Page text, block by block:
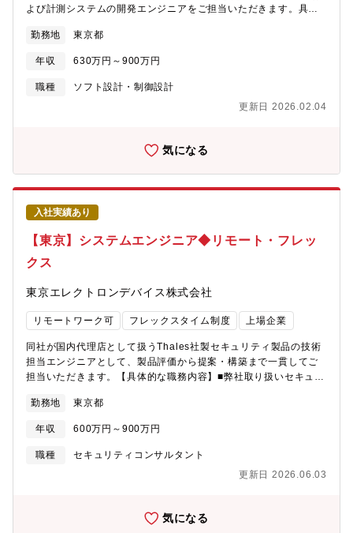
よび計測システムの開発エンジニアをご担当いただきます。具体
の要求定義のための顧客打合せ・顧客ニーズに合わせたソフトウ
ェアの設計および開発・既存ソフトウェアへの新機能追加や保守
作業・お客様の使い勝手を向上させるようなUIのデザイン改良・
製作したソフトウェアの仕様書や取扱説明書の作成 など■具体
き方】・当社は1日の労働時間を7hと設定しております。・当部署
での月間残業時間は約30h～50hであり、法定(8h/日)労働時間換
算では約10h～30h以内となっております。・当社はリモートワー
ク(在宅勤務)を導入しており、在宅勤務日数は、担当業務内容によ
り異なりますが、ソフトウェア開発においては、おおよそ週2～3
日程度が平均となっています。
勤務地 東京都
年収 630万円～900万円
職種
ソフト設計・制御設計
更新日 2026.02.04
気になる
入社実績あり
【東京】システムエンジニア◆リモート・フレッ
クス
東京エレクトロンデバイス株式会社
リモートワーク可 フレックスタイム制度 上場企業
同社が国内代理店として扱うThales社製セキュリティ製品の技術
担当エンジニアとして、製品評価から提案・構築まで一貫してご
担当いただきます。【具体的な職務内容】■弊社取り扱いセキュリ
モ、設計、検証、構築）【募集背景】体制強化のための増員【組
織構成】ITソリューション部門 CN第三技術部 第三グループ■
部門 総勢40名■グループ人数 12名【魅力】■近年ランサムウェ
ア攻撃が増えたことにより金融、公共以外の産業でもサイバーセ
ュリティ市場のグローバルリーダー会社の製品を取り扱っており
がら、エンジニアとしての成長とともにやりがいのある業務を経
験することができます。■セキュリティ製品（Thales、Entrustな
勤務地 東京都
年収 600万円～900万円
職種
セキュリティコンサルタント
更新日 2026.06.03
気になる